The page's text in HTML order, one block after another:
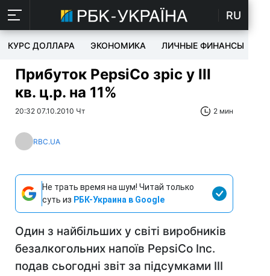
RU
КУРС ДОЛЛАРА ЭКОНОМИКА ЛИЧНЫЕ ФИНАНСЫ
Прибуток PepsiСo зріс у III
кв. ц.р. на 11%
20:32 07.10.2010 Чт 2 мин
RBC.UA
Не трать время на шум! Читай только
суть из РБК-Украина в Google
Один з найбільших у світі виробників
безалкогольних напоїв PepsiСo Inc.
подав сьогодні звіт за підсумками III